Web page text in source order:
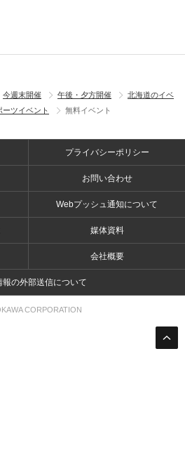
今週末開催 午後・夕方開催
北海道のイベ
ーツイベント 無料イベント
プライバシーポリシー
お問い合わせ
Webプッシュ通知について
媒体資料
会社概要
報の外部送信について
CORPORATION